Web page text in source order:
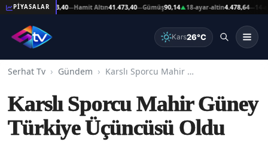
PİYASALAR
Altın41.473,40 —Hamit Altın41.473,40—Gümüş90,14▲18-ayar-altin4.478,64—14-
Kars26°C
Serhat Tv Gündem Karslı Sporcu Mahir Güney Türkiye Üçüncüsü Oldu
Karslı Sporcu Mahir Güney
Türkiye Üçüncüsü Oldu